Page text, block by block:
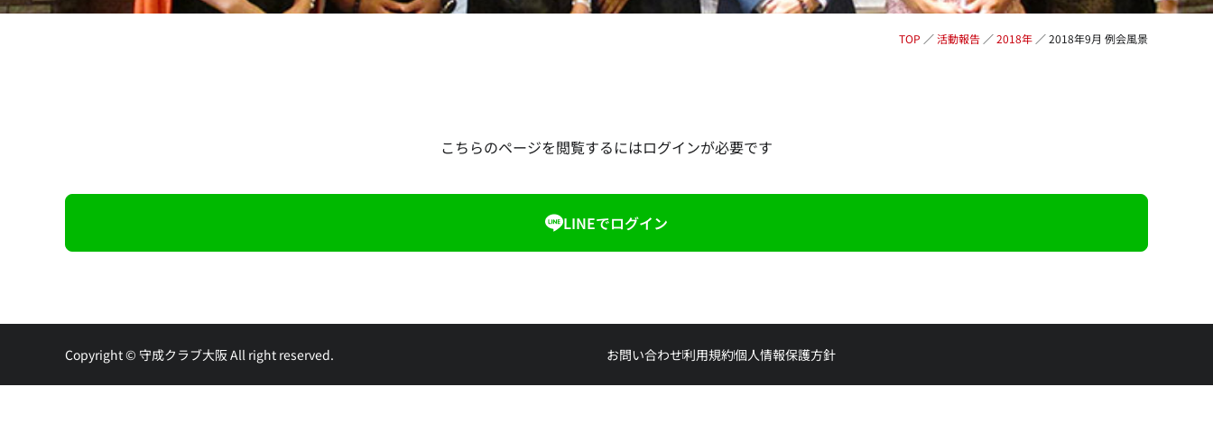
TOP ／活動報告 ／2018年 ／2018年9月 例会風景
こちらのページを閲覧するにはログインが必要です
LINEでログイン
Copyright © 守成クラブ大阪 All right reserved. お問い合わせ利用規約個人情報保護方針